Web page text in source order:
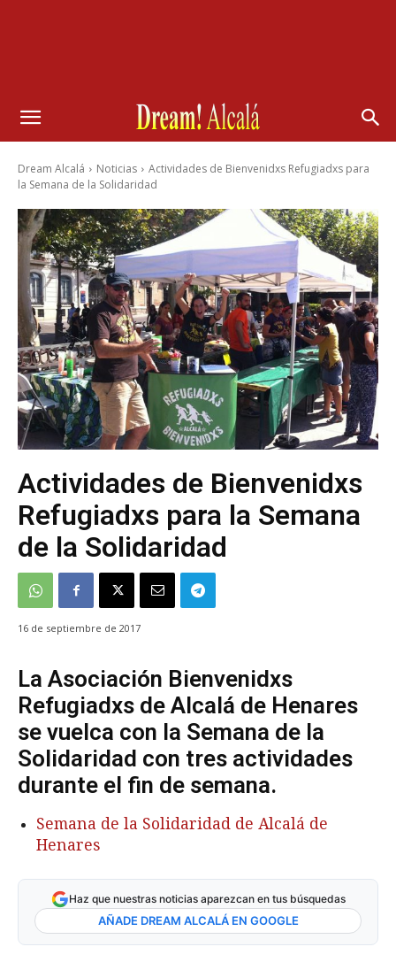
Dream Alcalá Noticias
Actividades de Bienvenidxs Refugiadxs para
la Semana de la Solidaridad
Actividades de Bienvenidxs
Refugiadxs para la Semana
de la Solidaridad
16 de septiembre de 2017
La Asociación Bienvenidxs
Refugiadxs de Alcalá de Henares
se vuelca con la Semana de la
Solidaridad con tres actividades
durante el fin de semana.
Semana de la Solidaridad de Alcalá de
Henares
Haz que nuestras noticias aparezcan en tus búsquedas
AÑADE DREAM ALCALÁ EN GOOGLE